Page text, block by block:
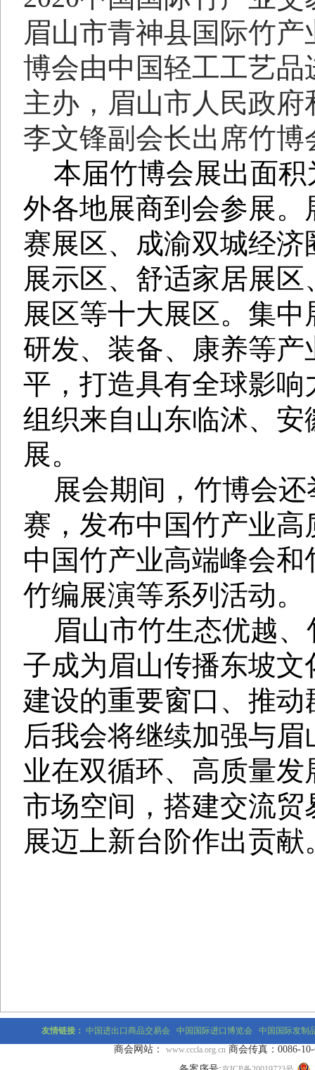
眉山市青神县国际竹
博会由中国轻工工艺
主办，眉山市人民政
李文锋副会长出席竹
本届竹博会展出面积
外各地展商到会参展
赛展区、成渝双城经
展示区、舒适家居展
展区等十大展区。集
研发、装备、康养等
平，打造具有全球影
组织来自山东临沭、
展。
展会期间，竹博会
赛，发布中国竹产业
中国竹产业高端峰会
竹编展演等系列活动。
眉山市竹生态优越
子成为眉山传播东坡
建设的重要窗口、推
后我会将继续加强与
业在双循环、高质量
市场空间，搭建交流
展迈上新台阶作出贡献
友情链接： 中国进出口商品交易会 中国国际进口博览会 中国国际发制
商会网站： www.cccla.org.cn 商会传真：0086-10-